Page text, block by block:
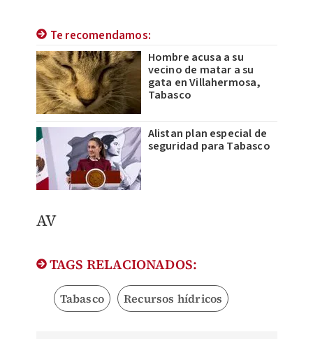
Te recomendamos:
Hombre acusa a su
vecino de matar a su
gata en Villahermosa,
Tabasco
Alistan plan especial de
seguridad para Tabasco
AV
TAGS RELACIONADOS:
Tabasco Recursos hídricos